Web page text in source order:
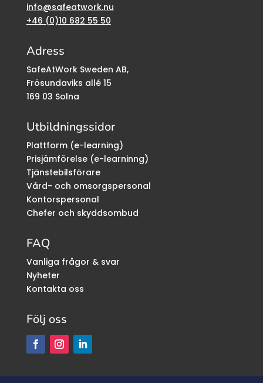
info@safeatwork.nu
+46 (0)10 682 55 50
Adress
SafeAtWork Sweden AB,
Frösundaviks allé 15
169 03 Solna
Utbildningssidor
Plattform (e-learning)
Prisjämförelse (e-learninng)
Tjänstebilsförare
Vård- och omsorgspersonal
Kontorspersonal
Chefer och skyddsombud
FAQ
Vanliga frågor & svar
Nyheter
Kontakta oss
Följ oss